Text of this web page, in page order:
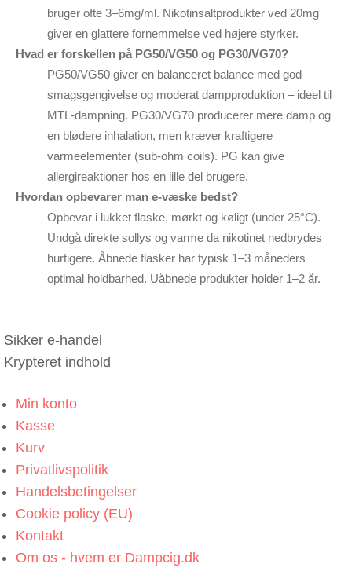
bruger ofte 3–6mg/ml. Nikotinsaltprodukter ved 20mg
giver en glattere fornemmelse ved højere styrker.
Hvad er forskellen på PG50/VG50 og PG30/VG70?
PG50/VG50 giver en balanceret balance med god
smagsgengivelse og moderat dampproduktion – ideel til
MTL-dampning. PG30/VG70 producerer mere damp og
en blødere inhalation, men kræver kraftigere
varmeelementer (sub-ohm coils). PG kan give
allergireaktioner hos en lille del brugere.
Hvordan opbevarer man e-væske bedst?
Opbevar i lukket flaske, mørkt og køligt (under 25°C).
Undgå direkte sollys og varme da nikotinet nedbrydes
hurtigere. Åbnede flasker har typisk 1–3 måneders
optimal holdbarhed. Uåbnede produkter holder 1–2 år.
Sikker e-handel
Krypteret indhold
Min konto
Kasse
Kurv
Privatlivspolitik
Handelsbetingelser
Cookie policy (EU)
Kontakt
Om os - hvem er Dampcig.dk